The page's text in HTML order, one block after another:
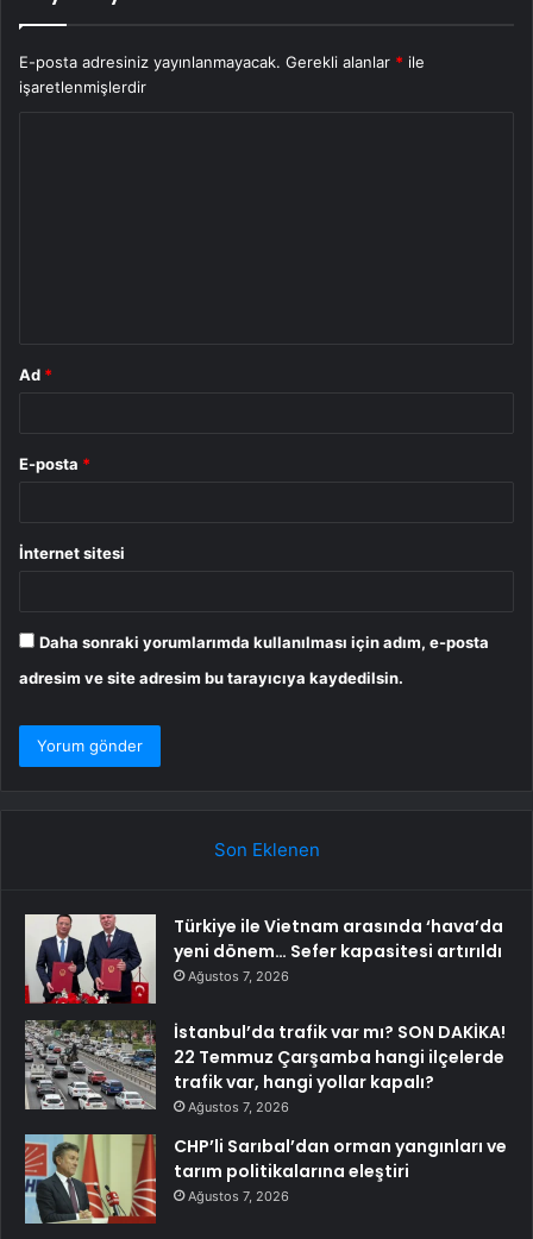
E-posta adresiniz yayınlanmayacak. Gerekli alanlar * ile
işaretlenmişlerdir
Ad *
E-posta *
İnternet sitesi
Daha sonraki yorumlarımda kullanılması için adım, e-posta
adresim ve site adresim bu tarayıcıya kaydedilsin.
Son Eklenen
Türkiye ile Vietnam arasında ‘hava’da
yeni dönem… Sefer kapasitesi artırıldı
Ağustos 7, 2026
İstanbul’da trafik var mı? SON DAKİKA!
22 Temmuz Çarşamba hangi ilçelerde
trafik var, hangi yollar kapalı?
Ağustos 7, 2026
CHP’li Sarıbal’dan orman yangınları ve
tarım politikalarına eleştiri
Ağustos 7, 2026